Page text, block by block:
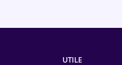
UTILE